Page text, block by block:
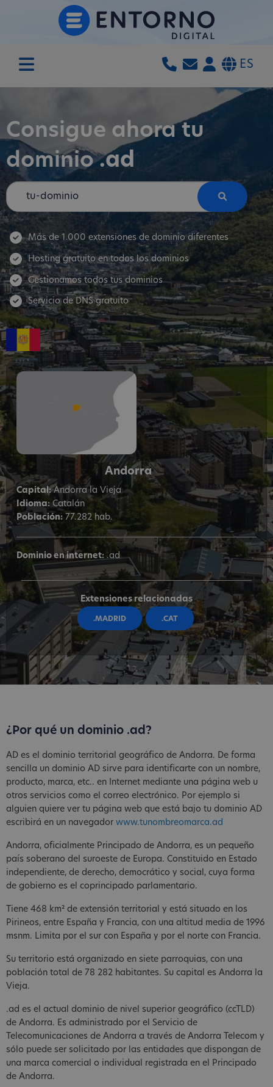
ES
Consigue ahora tu
dominio.ad
Más de 1.000 extensiones de dominio diferentes
Hosting gratuito en todos los dominios
Gestionamos todos tus dominios
Servicio de DNS gratuito
Andorra
Capital:Andorra la Vieja
Idioma:Catalán
Población: 77.282 hab.
Dominio en internet: .ad
Extensiones relacionadas
.MADRID .CAT
¿Por qué un dominio .ad?
AD es el dominio territorial geográfico de Andorra. De forma
sencilla un dominio AD sirve para identificarte con un nombre,
producto, marca, etc.. en Internet mediante una página web u
otros servicios como el correo electrónico. Por ejemplo si
alguien quiere ver tu página web que está bajo tu dominio AD
escribirá en un navegador www.tunombreomarca.ad
Andorra, oficialmente Principado de Andorra, es un pequeño
país soberano del suroeste de Europa. Constituido en Estado
independiente, de derecho, democrático y social, cuya forma
de gobierno es el coprincipado parlamentario.​
Tiene 468 km² de extensión territorial​ y está situado en los
Pirineos, entre España y Francia, con una altitud media de 1996
msnm. Limita por el sur con España y por el norte con Francia.
Su territorio está organizado en siete parroquias, con una
población total de 78 282 habitantes. Su capital es Andorra la
Vieja.
.ad es el actual dominio de nivel superior geográfico (ccTLD)
de Andorra. Es administrado por el Servicio de
Telecomunicaciones de Andorra a través de Andorra Telecom y
sólo puede ser solicitado por las entidades que dispongan de
una marca comercial o individual registrada en el Principado
de Andorra.